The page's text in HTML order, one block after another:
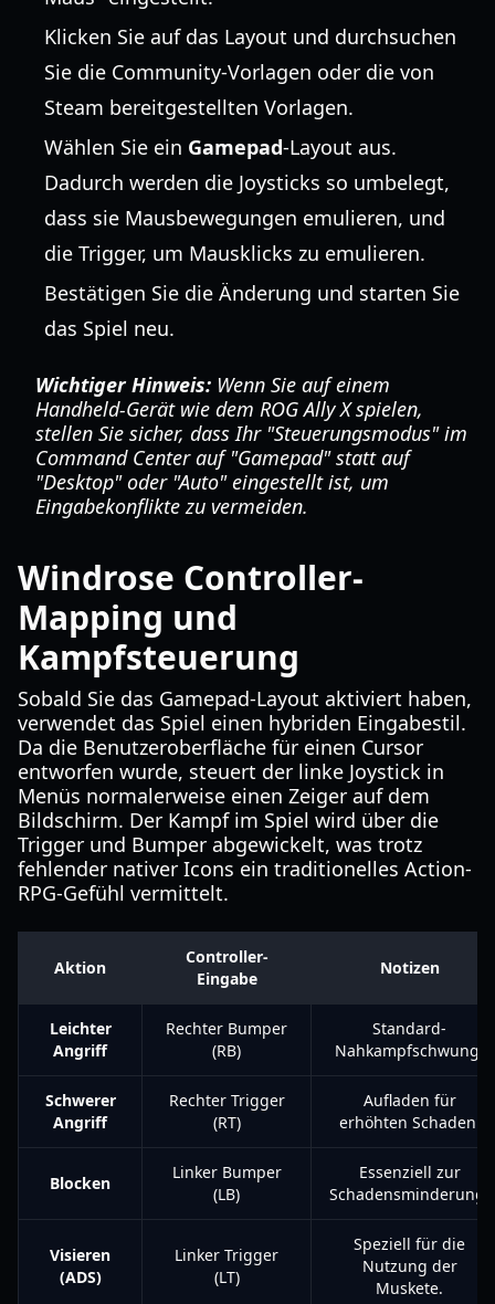
Klicken Sie auf das Layout und durchsuchen
Sie die Community-Vorlagen oder die von
Steam bereitgestellten Vorlagen.
Wählen Sie ein Gamepad-Layout aus.
Dadurch werden die Joysticks so umbelegt,
dass sie Mausbewegungen emulieren, und
die Trigger, um Mausklicks zu emulieren.
Bestätigen Sie die Änderung und starten Sie
das Spiel neu.
Wichtiger Hinweis: Wenn Sie auf einem
Handheld-Gerät wie dem ROG Ally X spielen,
stellen Sie sicher, dass Ihr "Steuerungsmodus" im
Command Center auf "Gamepad" statt auf
"Desktop" oder "Auto" eingestellt ist, um
Eingabekonflikte zu vermeiden.
Windrose Controller-
Mapping und
Kampfsteuerung
Sobald Sie das Gamepad-Layout aktiviert haben,
verwendet das Spiel einen hybriden Eingabestil.
Da die Benutzeroberfläche für einen Cursor
entworfen wurde, steuert der linke Joystick in
Menüs normalerweise einen Zeiger auf dem
Bildschirm. Der Kampf im Spiel wird über die
Trigger und Bumper abgewickelt, was trotz
fehlender nativer Icons ein traditionelles Action-
RPG-Gefühl vermittelt.
Aktion
Controller-
Eingabe
Notizen
Leichter
Angriff
Rechter Bumper
(RB)
Standard-
Nahkampfschwung.
Schwerer
Angriff
Rechter Trigger
(RT)
Aufladen für
erhöhten Schaden.
Blocken
Linker Bumper
(LB)
Essenziell zur
Schadensminderung.
Visieren
(ADS)
Linker Trigger
(LT)
Speziell für die
Nutzung der
Muskete.